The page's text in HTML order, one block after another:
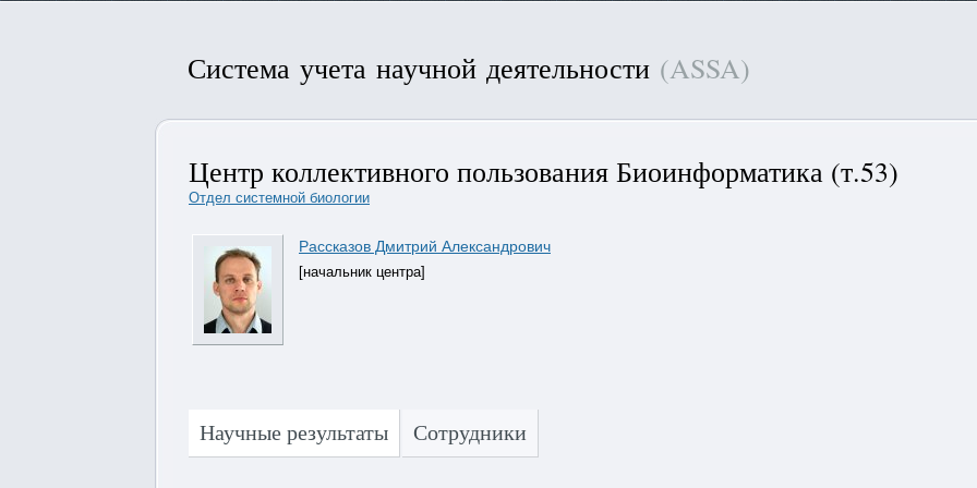
Система учета научной деятельности (ASSA)
Центр коллективного пользования Биоинформатика (т.53)
Отдел системной биологии
Рассказов Дмитрий Александрович
[начальник центра]
Научные результаты Сотрудники